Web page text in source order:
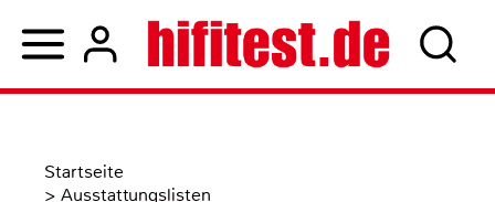
Startseite
> Ausstattungslisten